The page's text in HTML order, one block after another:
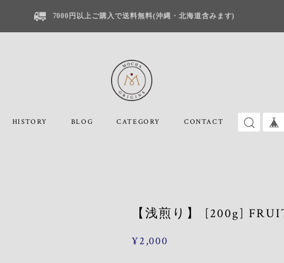
7000円以上ご購入で送料無料(沖縄・北海道含みます)
HISTORY BLOG CATEGORY CONTACT
【浅煎り】 [200g]
¥2,000